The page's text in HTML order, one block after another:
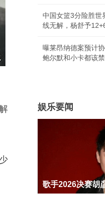
中国女篮3分险胜世
线无解，杨舒予
曝莱昂纳德案预计
鲍尔默和小卡都该
娱乐要闻
歌手2026决赛胡